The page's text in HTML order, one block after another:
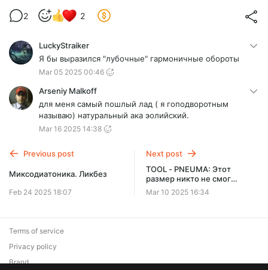
2 2
LuckyStraiker
Я бы выразился "лубочные" гармоничные обороты
Mar 05 2025 00:46
Arseniy Malkoff
для меня самый пошлый лад ( я гоподворотным
называю) натуральный ака эолийский.
Mar 16 2025 14:38
Previous post
Миксодиатоника. Ликбез
Feb 24 2025 18:07
Next post
TOOL - PNEUMA: Этот
размер никто не смог
посчитать. Как записывать
сложные размер?
Mar 10 2025 16:34
Terms of service
Privacy policy
Brand